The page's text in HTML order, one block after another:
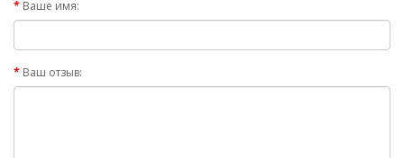
Ваше имя:
Ваш отзыв: